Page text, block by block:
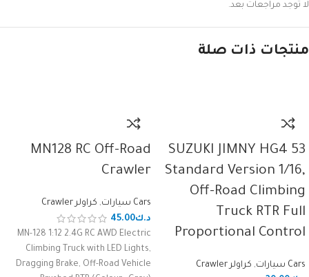
لا توجد مراجعات بعد.
منتجات ذات صلة
SUZUKI JIMNY HG4 53
Standard Version 1/16,
Off-Road Climbing
Truck RTR Full
Proportional Control
Cars سيارات , كراولر Crawler
MN128 RC Off-Road
Crawler
Cars سيارات , كراولر Crawler
د.ك45.00
MN-128 1:12 2.4G RC AWD Electric
Climbing Truck with LED Lights,
Dragging Brake, Off-Road Vehicle